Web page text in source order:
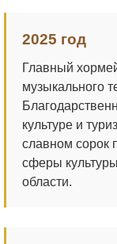
2025 год
Главный
музыкального
культуре и
славном сорок
сферы
области.